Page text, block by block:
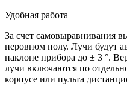
Удобная работа
За счет самовыравнивания
неровном полу. Лучи будут
наклоне прибора до ± 3 °.
лучи включаются по
корпусе или пульта